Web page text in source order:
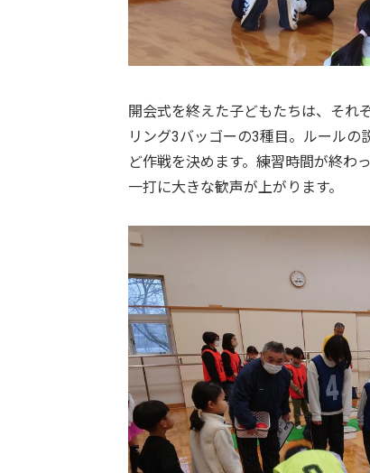
開会式を終えた子どもたちは、それ
リング3バッゴーの3種目。ルールの
ど作戦を決めます。練習時間が終わ
一打に大きな歓声が上がります。